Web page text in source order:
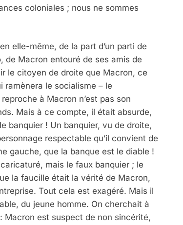
coloniales ; nous ne sommes
elle-même, de la part d’un parti de
de Macron entouré de ses amis de
le citoyen de droite que Macron, ce
ramènera le socialisme – le
à Macron n’est pas son
Mais à ce compte, il était absurde,
banquier ! Un banquier, vu de droite,
respectable qu’il convient de
gauche, que la banque est le diable !
mais le faux banquier ; le
la faucille était la vérité de Macron,
Tout cela est exagéré. Mais il
du jeune homme. On cherchait à
Macron est suspect de non sincérité,